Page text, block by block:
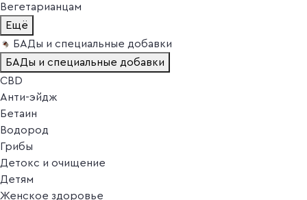
Вегетарианцам
Ещё
БАДы и специальные добавки
БАДы и специальные добавки
CBD
Анти-эйдж
Бетаин
Водород
Грибы
Детокс и очищение
Детям
Женское здоровье